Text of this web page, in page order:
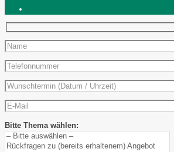
Bitte Thema wählen: